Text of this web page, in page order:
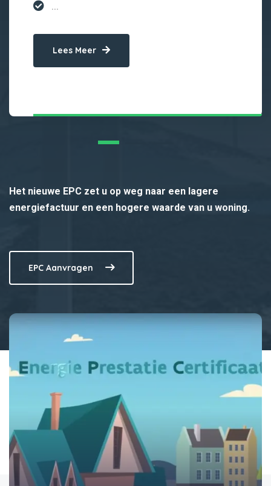
...
Lees Meer
Het nieuwe EPC zet u op weg naar een lagere
energiefactuur en een hogere waarde van u woning.
EPC Aanvragen